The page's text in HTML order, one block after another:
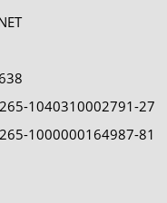
1040310002791-27
1000000164987-81